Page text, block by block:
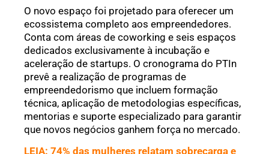
O novo espaço foi projetado para oferecer um
ecossistema completo aos empreendedores.
Conta com áreas de coworking e seis espaços
dedicados exclusivamente à incubação e
aceleração de startups. O cronograma do PTIn
prevê a realização de programas de
empreendedorismo que incluem formação
técnica, aplicação de metodologias específicas,
mentorias e suporte especializado para garantir
que novos negócios ganhem força no mercado.
LEIA: 74% das mulheres relatam sobrecarga e